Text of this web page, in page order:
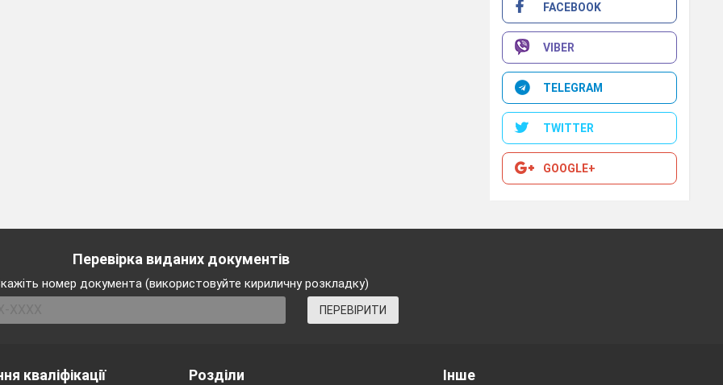
FACEBOOK
VIBER
TELEGRAM
TWITTER
GOOGLE+
Перевірка виданих документів
номер документа (використовуйте кириличну розкладку)
ПЕРЕВІРИТИ
кваліфікації Розділи Інше